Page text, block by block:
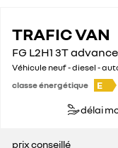
TRAFIC VAN
FG L2H1 3T
Véhicule neuf - diesel -
classe énergétique
E
délai
prix conseillé